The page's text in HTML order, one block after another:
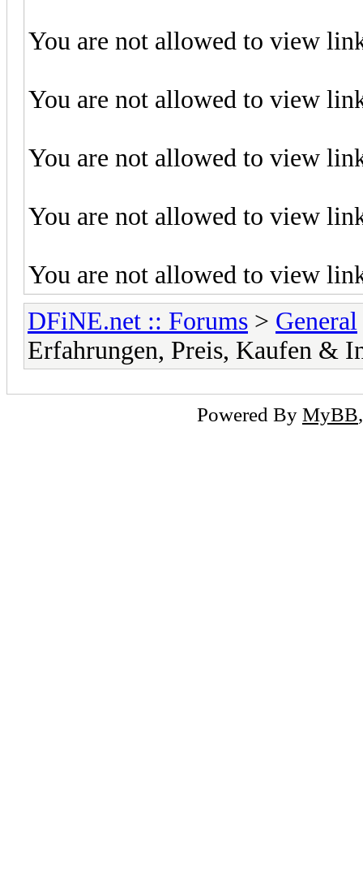
You are not allowed to view
You are not allowed to view
You are not allowed to view
You are not allowed to view
You are not allowed to view
DFiNE.net :: Forums > General
Erfahrungen, Preis, Kaufen &
Powered By MyBB